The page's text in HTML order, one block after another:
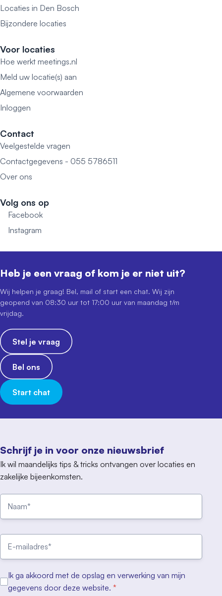
Locaties in Den Bosch
Bijzondere locaties
Voor locaties
Hoe werkt meetings.nl
Meld uw locatie(s) aan
Algemene voorwaarden
Inloggen
Contact
Veelgestelde vragen
Contactgegevens - 055 5786511
Over ons
Volg ons op
Facebook
Instagram
Schrijf je in voor onze nieuwsbrief
Ik wil maandelijks tips & tricks ontvangen over locaties en
zakelijke bijeenkomsten.
Ik ga akkoord met de opslag en verwerking van mijn
gegevens door deze website. *
Heb je een vraag of kom je er niet uit?
Wij helpen je graag! Bel, mail of start een chat. Wij zijn
geopend van 08:30 uur tot 17:00 uur van maandag t/m
vrijdag.
Stel je vraag
Bel ons
Start chat